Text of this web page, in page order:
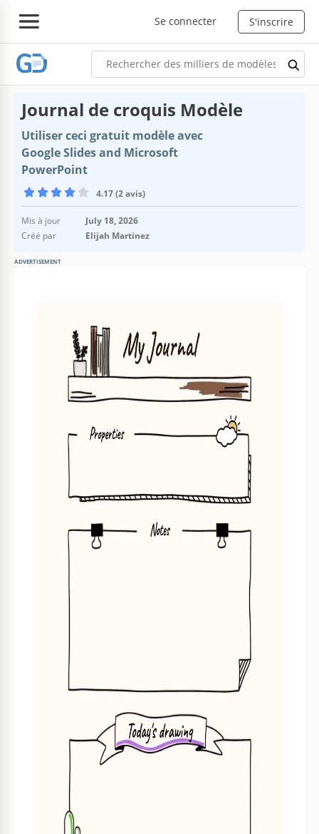
Se connecter S'inscrire
Journal de croquis Modèle
Utiliser ceci gratuit modèle avec
Google Slides and Microsoft
PowerPoint
4.17 (2 avis)
Mis à jour
July 18, 2026
Créé par
Elijah Martinez
ADVERTISEMENT